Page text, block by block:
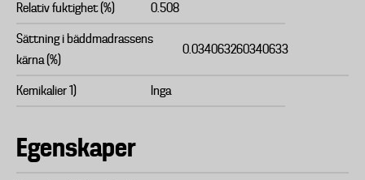
Relativ fuktighet (%) 0.508
Sättning i bäddmadrassens
kärna (%)
0.034063260340633
Kemikalier 1) Inga
Egenskaper